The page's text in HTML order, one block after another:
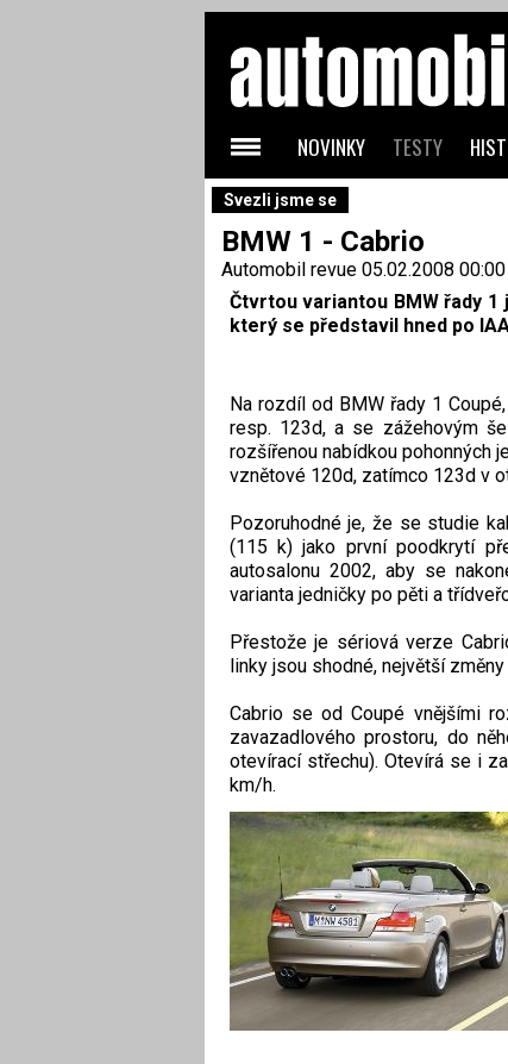
Svezli jsme se
BMW 1 - Cabrio
Automobil revue 05.02.2008 00:00
Čtvrtou variantou BMW řady
který se představil hned po
Na rozdíl od BMW řady 1
resp. 123d, a se zážehovým
rozšířenou nabídkou pohonných
vznětové 120d, zatímco 123d v
Pozoruhodné je, že se studie
(115 k) jako první poodkrytí
autosalonu 2002, aby se
varianta jedničky po pěti a
Přestože je sériová verze
linky jsou shodné, největší
Cabrio se od Coupé vnějšími
zavazadlového prostoru, do
otevírací střechu). Otevírá se i
km/h.
NOVINKY TESTY